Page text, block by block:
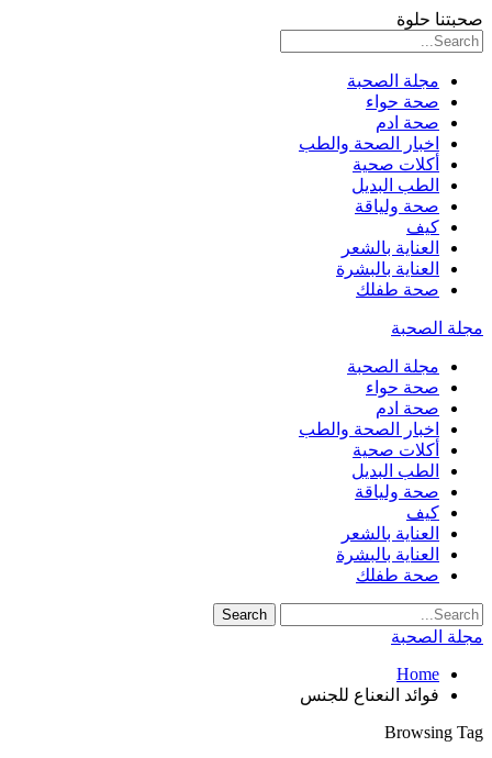
صحبتنا حلوة
مجلة الصحبة
صحة حواء
صحة ادم
اخبار الصحة والطب
أكلات صحية
الطب البديل
صحة ولياقة
كيف
العناية بالشعر
العناية بالبشرة
صحة طفلك
مجلة الصحبة
مجلة الصحبة
صحة حواء
صحة ادم
اخبار الصحة والطب
أكلات صحية
الطب البديل
صحة ولياقة
كيف
العناية بالشعر
العناية بالبشرة
صحة طفلك
مجلة الصحبة
Home
فوائد النعناع للجنس
Browsing Tag